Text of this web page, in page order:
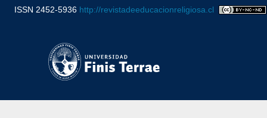
ISSN 2452-5936 http://revistadeeducacionreligiosa.cl